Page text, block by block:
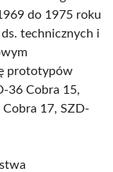
do 1975 roku
technicznych i
prototypów
36 Cobra 15,
17, SZD-